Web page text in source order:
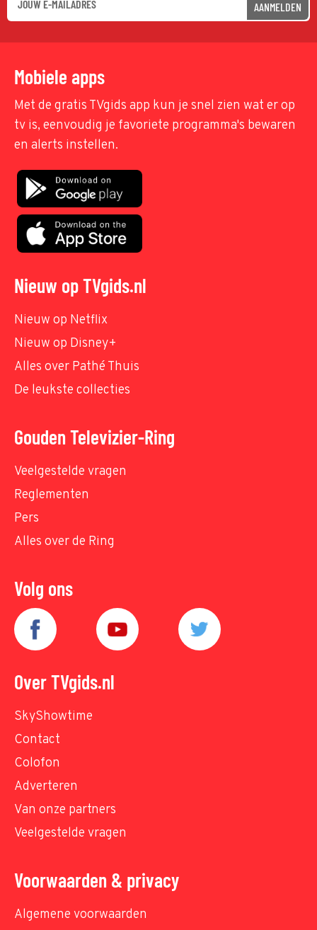
AANMELDEN
Mobiele apps
Met de gratis TVgids app kun je snel zien wat er op
tv is, eenvoudig je favoriete programma's bewaren
en alerts instellen.
Nieuw op TVgids.nl
Nieuw op Netflix
Nieuw op Disney+
Alles over Pathé Thuis
De leukste collecties
Gouden Televizier-Ring
Veelgestelde vragen
Reglementen
Pers
Alles over de Ring
Volg ons
Over TVgids.nl
SkyShowtime
Contact
Colofon
Adverteren
Van onze partners
Veelgestelde vragen
Voorwaarden & privacy
Algemene voorwaarden